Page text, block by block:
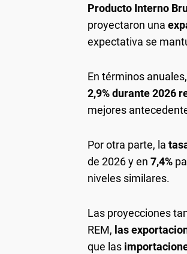
Producto Interno
proyectaron una
expectativa se
En términos
2,9% durante 2026
mejores
Por otra parte, la
de 2026 y en 7,4%
niveles similares.
Las proyecciones
REM, las
que las